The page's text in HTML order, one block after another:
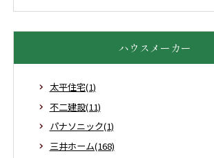
ハウスメーカー
太平住宅(1)
不二建設(11)
パナソニック(1)
三井ホーム(168)